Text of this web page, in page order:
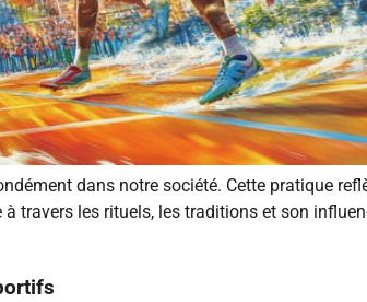
dans notre société. Cette pratique
travers les rituels, les traditions et son